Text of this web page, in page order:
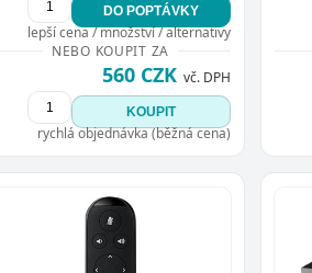
DO POPTÁVKY
lepší cena / množství / alternativy
NEBO KOUPIT ZA
560 CZK vč. DPH
KOUPIT
rychlá objednávka (běžná cena)